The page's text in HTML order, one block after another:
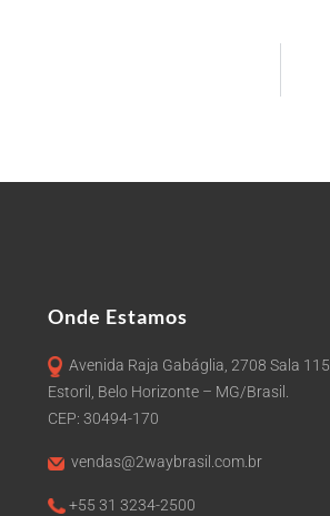
Onde Estamos
Avenida Raja Gabáglia, 2708 Sala 115,
Estoril, Belo Horizonte – MG/Brasil.
CEP: 30494-170
vendas@2waybrasil.com.br
+55 31 3234-2500